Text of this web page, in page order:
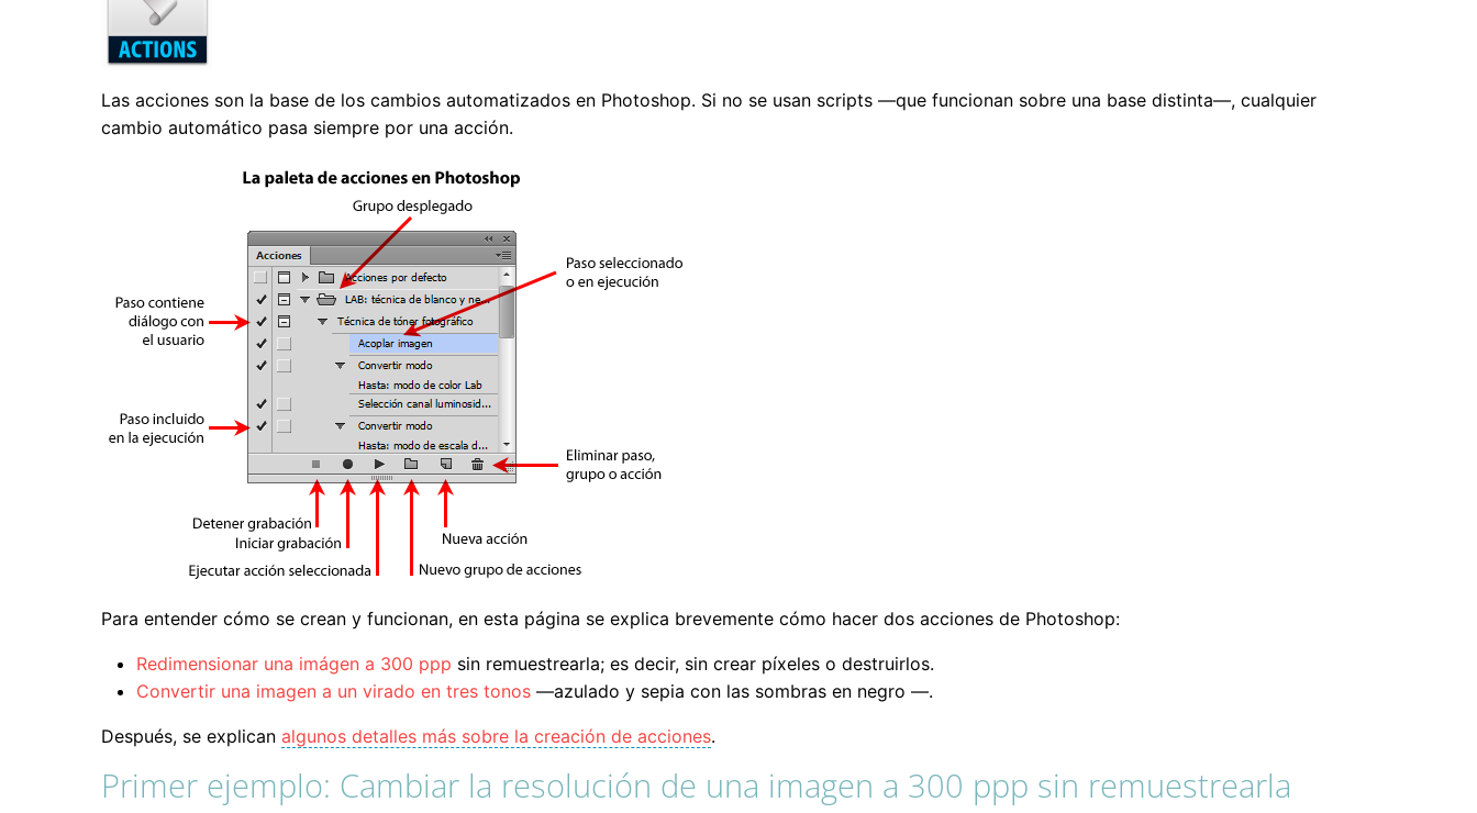
Las acciones son la base de los cambios automatizados en Photoshop. Si no se usan scripts —que funcionan sobre una base distinta—, cualquier
cambio automático pasa siempre por una acción.
Para entender cómo se crean y funcionan, en esta página se explica brevemente cómo hacer dos acciones de Photoshop:
Redimensionar una imágen a 300 ppp sin remuestrearla; es decir, sin crear píxeles o destruirlos.
Convertir una imagen a un virado en tres tonos —azulado y sepia con las sombras en negro —.
Después, se explican algunos detalles más sobre la creación de acciones.
Primer ejemplo: Cambiar la resolución de una imagen a 300 ppp sin remuestrearla